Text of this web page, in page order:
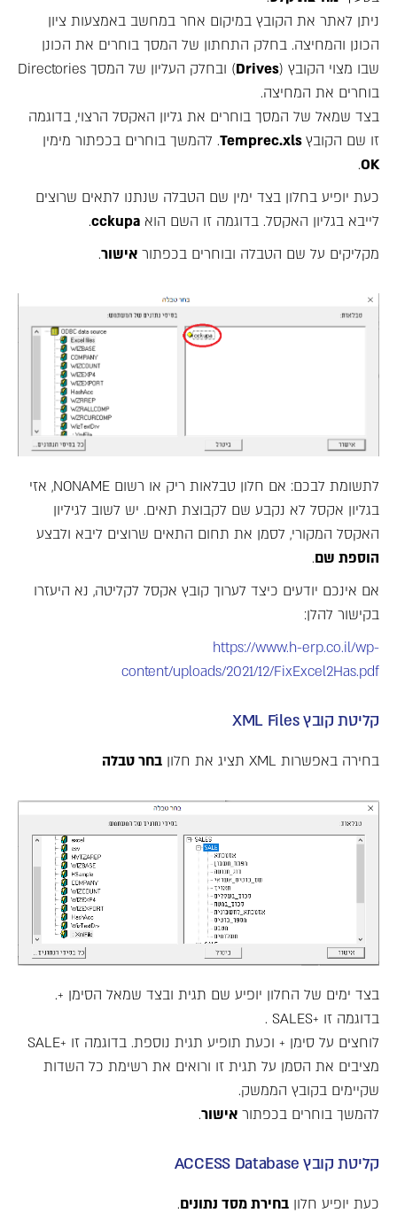
ניתן לאתר את הקובץ במיקום אחר במחשב באמצעות ציון
הכונן והמחיצה. בחלק התחתון של המסך בוחרים את הכונן
שבו מצוי הקובץ (Drives
) ובחלק העליון של המסך Directories
בוחרים את המחיצה.
בצד שמאל של המסך בוחרים את גליון האקסל הרצוי, בדוגמה
זו שם הקובץ
. להמשך בוחרים בכפתור מימין
OK
.
כעת יופיע בחלון בצד ימין שם הטבלה שנתנו לתאים שרוצים
לייבא בגליון האקסל. בדוגמה זו השם הוא cckupa
.
מקליקים על שם הטבלה ובוחרים בכפתור אישור.
לתשומת לבכם: אם חלון טבלאות ריק או רשום NONAME, אזי
בגליון אקסל לא נקבע שם לקבוצת תאים. יש לשוב לגיליון
האקסל המקורי, לסמן את תחום התאים שרוצים ליבא ולבצע
הוספת שם.
אם אינכם יודעים כיצד לערוך קובץ אקסל לקליטה, נא היעזרו
בקישור להלן:
https://www.h-erp.co.il/wp-
content/uploads/2021/12/FixExcel2Has.pdf
קליטת קובץ XML Files
בחירה באפשרות XML תציג את חלון בחר טבלה
בצד ימים של החלון יופיע שם תגית ובצד שמאל הסימן +.
בדוגמה זו +SALES .
לוחצים על סימן + וכעת תופיע תגית נוספת. בדוגמה זו +SALE
מציבים את הסמן על תגית זו ורואים את רשימת כל השדות
שקיימים בקובץ הממשק.
להמשך בוחרים בכפתור אישור.
קליטת קובץ ACCESS Database
כעת יופיע חלון בחירת מסד נתונים.